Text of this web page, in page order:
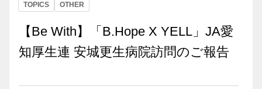
TOPICS OTHER
【Be With】「B.Hope X YELL」JA愛
知厚生連 安城更生病院訪問のご報告